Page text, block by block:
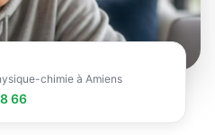
chimie à Amiens
66